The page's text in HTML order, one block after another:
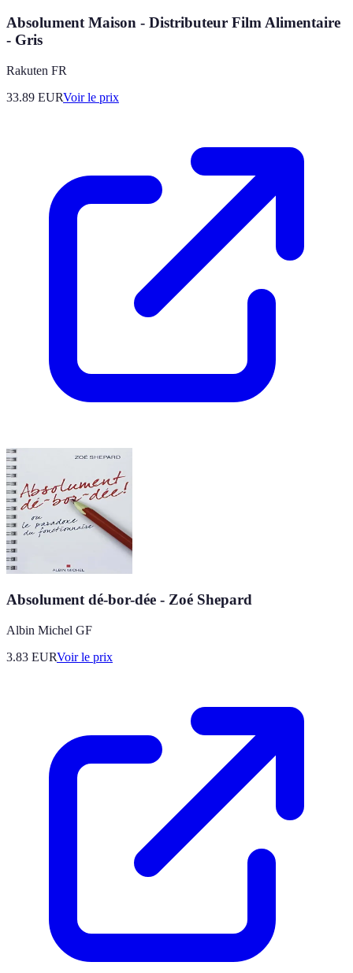
Absolument Maison - Distributeur Film Alimentaire
- Gris
Rakuten FR
33.89 EURVoir le prix
Absolument dé-bor-dée - Zoé Shepard
Albin Michel GF
3.83 EURVoir le prix